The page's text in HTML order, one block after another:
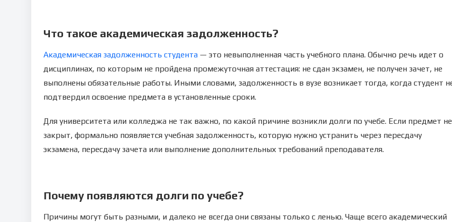
Что такое академическая задолженность?
Академическая задолженность студента — это невыполненная часть учебного плана. Обычно речь идет о
дисциплинах, по которым не пройдена промежуточная аттестация: не сдан экзамен, не получен зачет, не
выполнены обязательные работы. Иными словами, задолженность в вузе возникает тогда, когда студент
подтвердил освоение предмета в установленные сроки.
Для университета или колледжа не так важно, по какой причине возникли долги по учебе. Если предмет не
закрыт, формально появляется учебная задолженность, которую нужно устранить через пересдачу
экзамена, пересдачу зачета или выполнение дополнительных требований преподавателя.
Почему появляются долги по учебе?
Причины могут быть разными, и далеко не всегда они связаны только с ленью. Чаще всего академический